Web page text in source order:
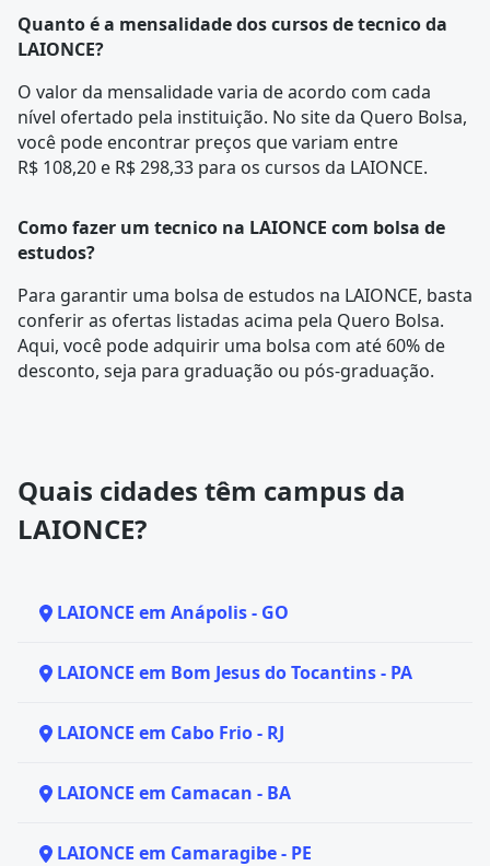
Quanto é a mensalidade dos cursos de tecnico da
LAIONCE?
O valor da mensalidade varia de acordo com cada
nível ofertado pela instituição. No site da Quero Bolsa,
você pode encontrar preços que variam entre
R$ 108,20 e R$ 298,33 para os cursos da LAIONCE.
Como fazer um tecnico na LAIONCE com bolsa de
estudos?
Para garantir uma bolsa de estudos na LAIONCE, basta
conferir as ofertas listadas acima pela Quero Bolsa.
Aqui, você pode adquirir uma bolsa com até 60% de
desconto, seja para graduação ou pós-graduação.
Quais cidades têm campus da
LAIONCE?
LAIONCE em Anápolis - GO
LAIONCE em Bom Jesus do Tocantins - PA
LAIONCE em Cabo Frio - RJ
LAIONCE em Camacan - BA
LAIONCE em Camaragibe - PE